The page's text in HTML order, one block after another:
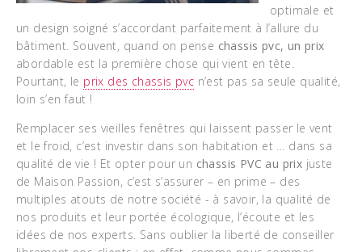
optimale et
un design soigné s’accordant parfaitement à l’allure du
bâtiment. Souvent, quand on pense chassis pvc, un prix
abordable est la première chose qui vient en tête.
Pourtant, le prix des chassis pvc n’est pas sa seule qualité,
loin s’en faut !
Remplacer ses vieilles fenêtres qui laissent passer le vent
et le froid, c’est investir dans son habitation et … dans sa
qualité de vie ! Et opter pour un chassis PVC au prix juste
de Maison Passion, c’est s’assurer – en prime – des
multiples atouts de notre société - à savoir, la qualité de
nos produits et leur portée écologique, l’écoute et les
idées de nos experts. Sans oublier la liberté de conseiller